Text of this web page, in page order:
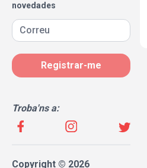
novedades
Registrar-me
Troba'ns a:
Copyright © 2026